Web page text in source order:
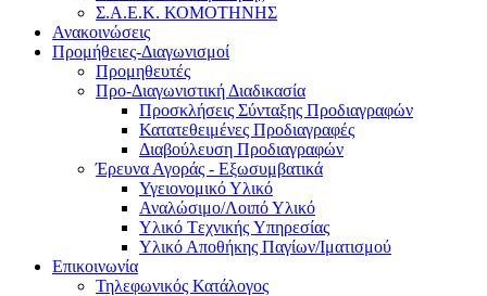
Σ.Α.Ε.Κ. ΚΟΜΟΤΗΝΗΣ
Ανακοινώσεις
Προμήθειες-Διαγωνισμοί
Προμηθευτές
Προ-Διαγωνιστική Διαδικασία
Προσκλήσεις Σύνταξης Προδιαγραφών
Κατατεθειμένες Προδιαγραφές
Διαβούλευση Προδιαγραφών
Έρευνα Αγοράς - Εξωσυμβατικά
Υγειονομικό Υλικό
Αναλώσιμο/Λοιπό Υλικό
Υλικό Tεχνικής Yπηρεσίας
Υλικό Αποθήκης Παγίων/Ιματισμού
Επικοινωνία
Τηλεφωνικός Κατάλογος